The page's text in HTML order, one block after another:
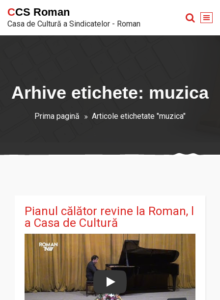
conținut
CCS Roman
Casa de Cultură a Sindicatelor - Roman
Arhive etichete: muzica
Prima pagină Articole etichetate "muzica"
Pianul călător revine la Roman, l
a Casa de Cultură
Play